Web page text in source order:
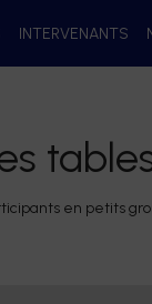
INTERVENANTS
en petits